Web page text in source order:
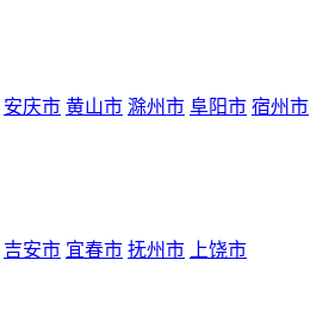
安庆市 黄山市 滁州市 阜阳市 宿州市
吉安市 宜春市 抚州市 上饶市